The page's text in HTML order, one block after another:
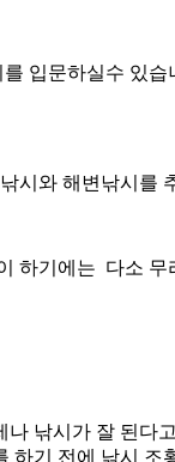
입문하실수 있습
시와 해변낚시를
하기에는 다소 무
낚시가 잘 된다
하기 전에 낚시